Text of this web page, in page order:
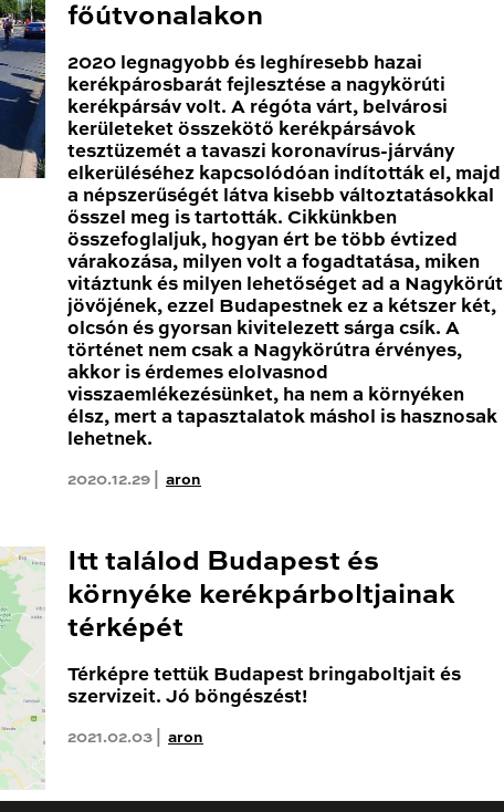
főútvonalakon
2020 legnagyobb és leghíresebb hazai
kerékpárosbarát fejlesztése a nagykörúti
kerékpársáv volt. A régóta várt, belvárosi
kerületeket összekötő kerékpársávok
tesztüzemét a tavaszi koronavírus-járvány
elkerüléséhez kapcsolódóan indították el, majd
a népszerűségét látva kisebb változtatásokkal
ősszel meg is tartották. Cikkünkben
összefoglaljuk, hogyan ért be több évtized
várakozása, milyen volt a fogadtatása, miken
vitáztunk és milyen lehetőséget ad a Nagykörút
jövőjének, ezzel Budapestnek ez a kétszer két,
olcsón és gyorsan kivitelezett sárga csík. A
történet nem csak a Nagykörútra érvényes,
akkor is érdemes elolvasnod
visszaemlékezésünket, ha nem a környéken
élsz, mert a tapasztalatok máshol is hasznosak
lehetnek.
2020.12.29 | aron
Itt találod Budapest és
környéke kerékpárboltjainak
térképét
Térképre tettük Budapest bringaboltjait és
szervizeit. Jó böngészést!
2021.02.03 | aron